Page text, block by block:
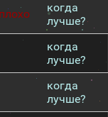
когда
лучше?
когда
лучше?
когда
лучше?